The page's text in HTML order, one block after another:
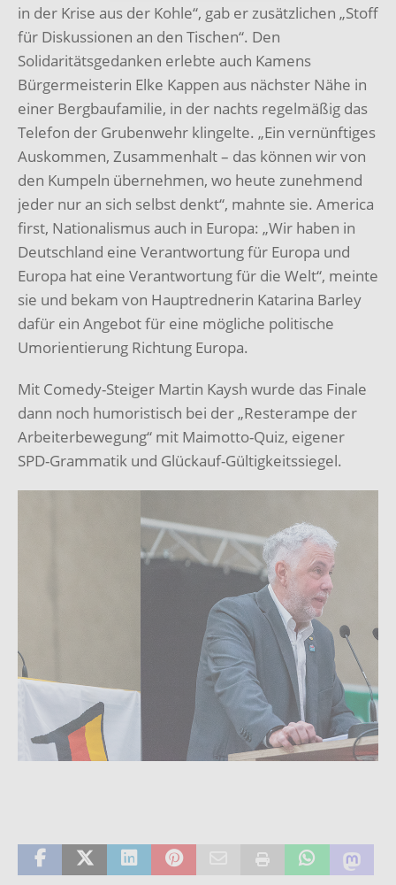
in der Krise aus der Kohle“, gab er zusätzlichen „Stoff
für Diskussionen an den Tischen“. Den
Solidaritätsgedanken erlebte auch Kamens
Bürgermeisterin Elke Kappen aus nächster Nähe in
einer Bergbaufamilie, in der nachts regelmäßig das
Telefon der Grubenwehr klingelte. „Ein vernünftiges
Auskommen, Zusammenhalt – das können wir von
den Kumpeln übernehmen, wo heute zunehmend
jeder nur an sich selbst denkt“, mahnte sie. America
first, Nationalismus auch in Europa: „Wir haben in
Deutschland eine Verantwortung für Europa und
Europa hat eine Verantwortung für die Welt“, meinte
sie und bekam von Hauptrednerin Katarina Barley
dafür ein Angebot für eine mögliche politische
Umorientierung Richtung Europa.
Mit Comedy-Steiger Martin Kaysh wurde das Finale
dann noch humoristisch bei der „Resterampe der
Arbeiterbewegung“ mit Maimotto-Quiz, eigener
SPD-Grammatik und Glückauf-Gültigkeitssiegel.
Mai2023_5